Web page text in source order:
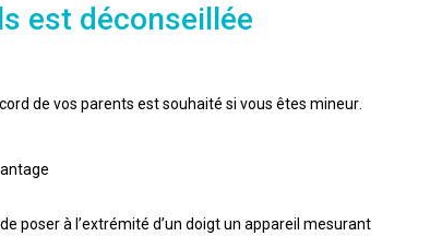
est déconseillée
de vos parents est souhaité si vous êtes mineur.
poser à l’extrémité d’un doigt un appareil mesurant